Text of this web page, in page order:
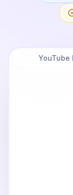
YouTube